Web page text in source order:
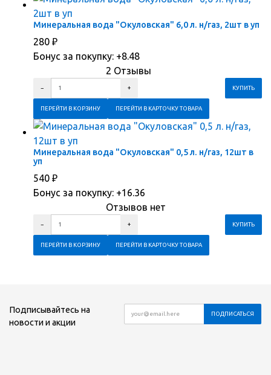
Минеральная вода "Окуловская" 6,0 л. н/газ, 2шт в уп
280 ₽
Бонус за покупку: +8.48
2 Отзывы
ПЕРЕЙТИ В КОРЗИНУ ПЕРЕЙТИ В КАРТОЧКУ ТОВАРА
Минеральная вода "Окуловская" 0,5 л. н/газ, 12шт в
уп
540 ₽
Бонус за покупку: +16.36
Отзывов нет
ПЕРЕЙТИ В КОРЗИНУ ПЕРЕЙТИ В КАРТОЧКУ ТОВАРА
Подписывайтесь на
новости и акции